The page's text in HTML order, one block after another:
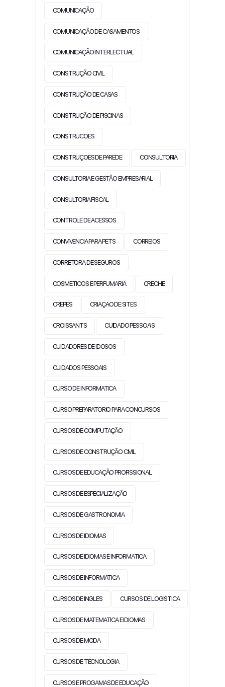
COMUNICAÇÃO
COMUNICAÇÃO DE CASAMENTOS
COMUNICAÇÃO INTERLECTUAL
CONSTRUÇÃO CIVIL
CONSTRUÇÃO DE CASAS
CONSTRUÇÃO DE PISCINAS
CONSTRUCOES
CONSTRUÇOES DE PAREDE CONSULTORIA
CONSULTORIA E GESTÃO EMPRESARIAL
CONSULTORIA FISCAL
CONTROLE DE ACESSOS
CONVIVENCIA PARA PETS CORREIOS
CORRETORA DE SEGUROS
COSMETICOS E PERFUMARIA CRECHE
CREPES CRIAÇAO DE SITES
CROISSANTS CUIDADO PESSOAIS
CUIDADORES DE IDOSOS
CUIDADOS PESSOAIS
CURSO DE INFORMATICA
CURSO PREPARATORIO PARA CONCURSOS
CURSOS DE COMPUTAÇÃO
CURSOS DE CONSTRUÇÃO CIVIL
CURSOS DE EDUCAÇÃO PROFISSIONAL
CURSOS DE ESPECIALIZAÇÃO
CURSOS DE GASTRONOMIA
CURSOS DE IDIOMAS
CURSOS DE IDIOMAS E INFORMATICA
CURSOS DE INFORMATICA
CURSOS DE INGLES CURSOS DE LOGISTICA
CURSOS DE MATEMATICA E IDIOMAS
CURSOS DE MODA
CURSOS DE TECNOLOGIA
CURSOS E PROGAMAS DE EDUCAÇÃO